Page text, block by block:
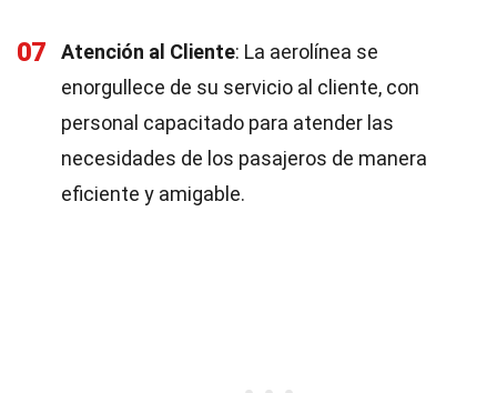
07 Atención al Cliente: La aerolínea se
enorgullece de su servicio al cliente, con
personal capacitado para atender las
necesidades de los pasajeros de manera
eficiente y amigable.